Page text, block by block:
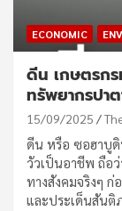
ECONOMIC
ดีน เกษตรกร
ทรัพยากรปา
15/09/2025
ดีน หรือ ซอฮาบูดิ
วัวเป็นอาชีพ ถือ
ทางสังคมจริงๆ ก่
และประเด็นสันติ